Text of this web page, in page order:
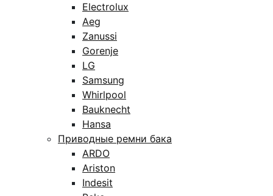
Electrolux
Aeg
Zanussi
Gorenje
LG
Samsung
Whirlpool
Bauknecht
Hansa
Приводные ремни бака
ARDO
Ariston
Indesit